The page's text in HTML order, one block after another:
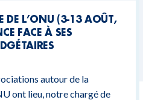
DE L’ONU (3-13 AOÛT,
FACE À SES
autour de la
ont lieu, notre chargé de